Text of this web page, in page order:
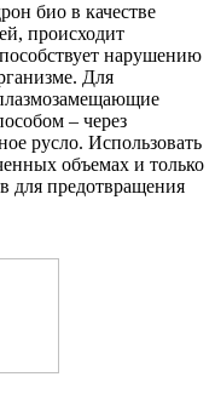
био в качестве
происходит
нарушению
Для
– через
русло. Использовать
объемах и только
для предотвращения